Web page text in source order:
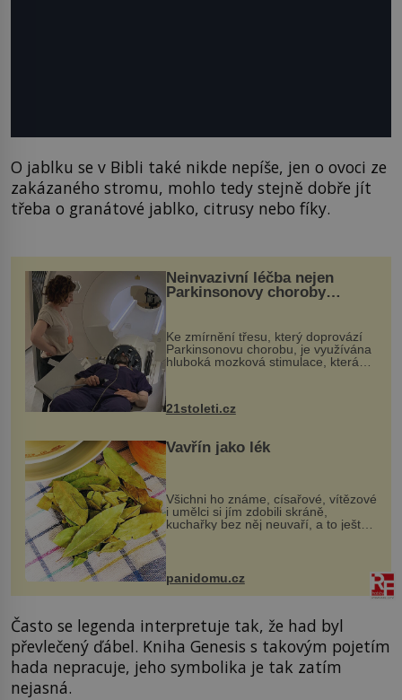
O jablku se v Bibli také nikde nepíše, jen o ovoci ze
zakázaného stromu, mohlo tedy stejně dobře jít
třeba o granátové jablko, citrusy nebo fíky.
Neinvazivní léčba nejen
Parkinsonovy choroby
Ke zmírnění třesu, který doprovází
Parkinsonovu chorobu, je využívána
hluboká mozková stimulace, která
však vyžaduje vysoce invazivní
zákrok. Ultrazvuk zase není vhodný
k dostatečně přesnému zacílení ...
21stoleti.cz
Vavřín jako lék
Všichni ho známe, císařové, vítězové
i umělci si jím zdobili skráně,
kuchařky bez něj neuvaří, a to ještě
nevíte, že bobkový list může výrazně
zmírnit některé naše neduhy.
Obsahuje v malém množství ně...
panidomu.cz
Často se legenda interpretuje tak, že had byl
převlečený ďábel. Kniha Genesis s takovým pojetím
hada nepracuje, jeho symbolika je tak zatím
nejasná.